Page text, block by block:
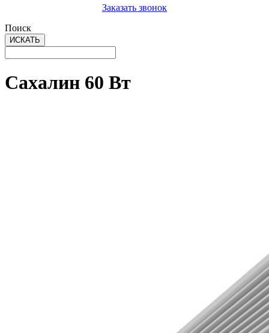
Заказать звонок
Поиск
Сахалин 60 Вт